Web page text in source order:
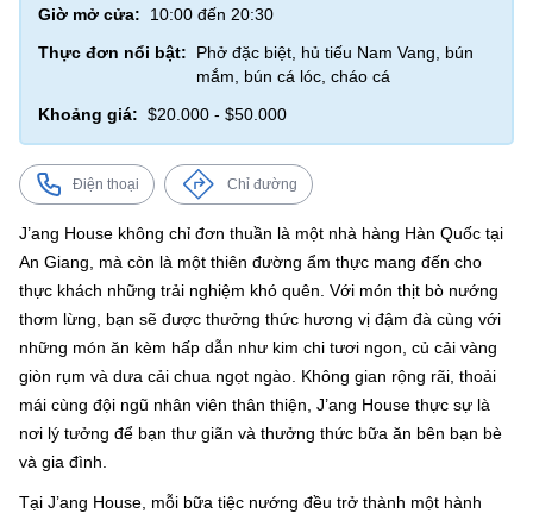
Giờ mở cửa:
10:00 đến 20:30
Thực đơn nổi bật:
Phở đặc biệt, hủ tiếu Nam Vang, bún
mắm, bún cá lóc, cháo cá
Khoảng giá: $20.000 - $50.000
Điện thoại Chỉ đường
J’ang House không chỉ đơn thuần là một nhà hàng Hàn Quốc tại
An Giang, mà còn là một thiên đường ẩm thực mang đến cho
thực khách những trải nghiệm khó quên. Với món thịt bò nướng
thơm lừng, bạn sẽ được thưởng thức hương vị đậm đà cùng với
những món ăn kèm hấp dẫn như kim chi tươi ngon, củ cải vàng
giòn rụm và dưa cải chua ngọt ngào. Không gian rộng rãi, thoải
mái cùng đội ngũ nhân viên thân thiện, J’ang House thực sự là
nơi lý tưởng để bạn thư giãn và thưởng thức bữa ăn bên bạn bè
và gia đình.
Tại J’ang House, mỗi bữa tiệc nướng đều trở thành một hành